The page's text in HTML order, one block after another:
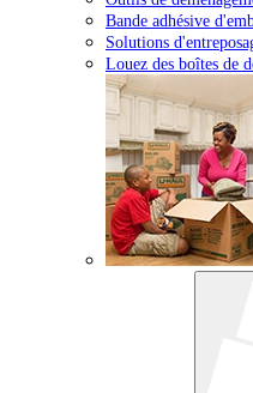
Bande adhésive
Solutions
Louez des boîtes de